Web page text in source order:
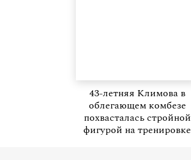
43-летняя Климова в
облегающем комбезе
похвасталась стройной
фигурой на тренировке